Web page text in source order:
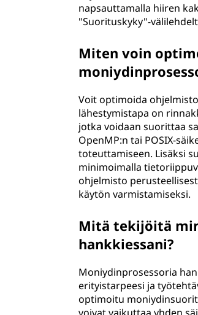
napsauttamalla hiiren
"Suorituskyky"-
Miten voin
Voit optimoida
lähestymistapa on
jotka voidaan suorittaa
OpenMP:n tai POSIX-
toteuttamiseen. Lisäksi
minimoimalla
ohjelmisto
käytön varmistamiseksi.
Mitä tekijöitä
hankkiessani?
Moniydinprosessoria
erityistarpeesi ja
optimoitu